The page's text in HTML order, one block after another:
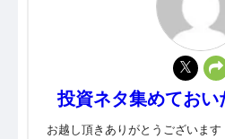
投資ネタ集めておい
お越し頂きありがとうございます